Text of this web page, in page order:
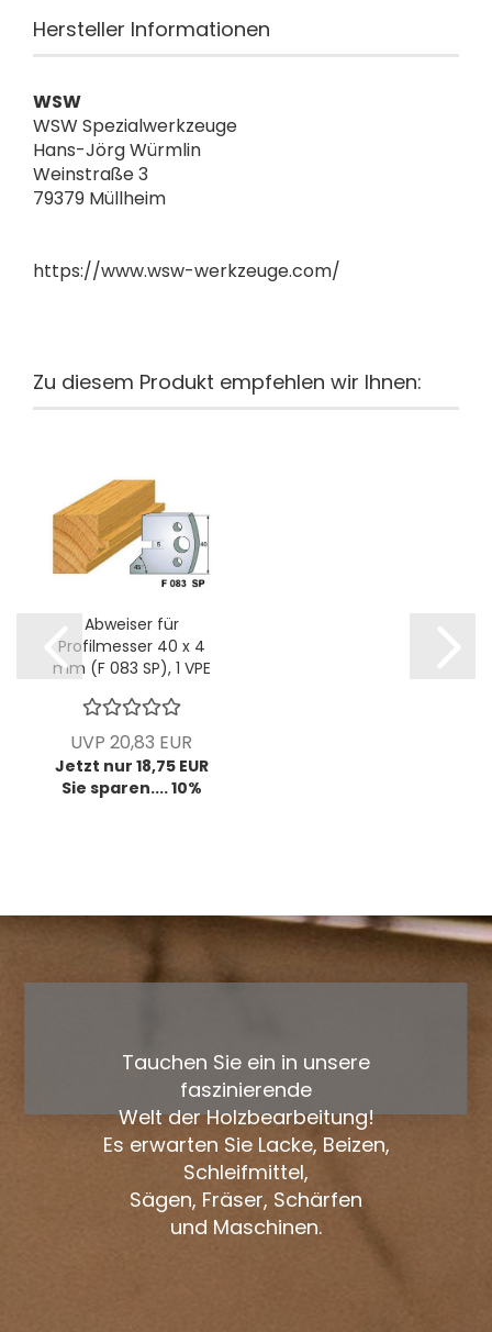
Hersteller Informationen
WSW
WSW Spezialwerkzeuge
Hans-Jörg Würmlin
Weinstraße 3
79379 Müllheim
https://www.wsw-werkzeuge.com/
Zu diesem Produkt empfehlen wir Ihnen:
Abweiser für
Profilmesser 40 x 4
mm (F 083 SP), 1 VPE
UVP 20,83 EUR
Jetzt nur 18,75 EUR
Sie sparen.... 10%
Tauchen Sie ein in unsere
faszinierende
Welt der Holzbearbeitung!
Es erwarten Sie Lacke, Beizen,
Schleifmittel,
Sägen, Fräser, Schärfen
und Maschinen.